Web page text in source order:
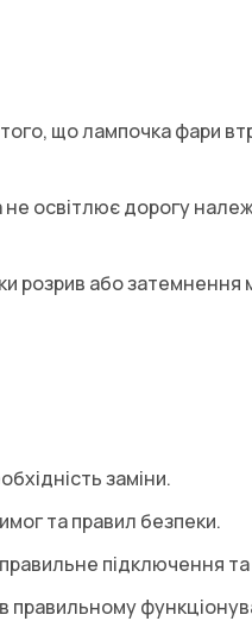
що лампочка фари
не освітлює дорогу
розрив або
заміни.
та правил безпеки.
підключення та